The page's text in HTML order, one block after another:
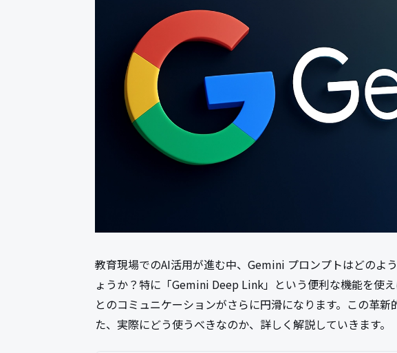
教育現場でのAI活用が進む中、Gemini プロンプトはどのよ
ょうか？特に「Gemini Deep Link」という便利な機能を使
とのコミュニケーションがさらに円滑になります。この革
た、実際にどう使うべきなのか、詳しく解説していきます。